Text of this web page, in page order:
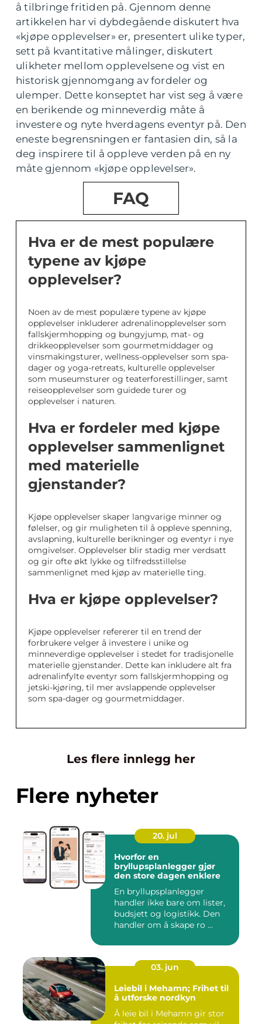
å tilbringe fritiden på. Gjennom denne
artikkelen har vi dybdegående diskutert hva
«kjøpe opplevelser» er, presentert ulike typer,
sett på kvantitative målinger, diskutert
ulikheter mellom opplevelsene og vist en
historisk gjennomgang av fordeler og
ulemper. Dette konseptet har vist seg å være
en berikende og minneverdig måte å
investere og nyte hverdagens eventyr på. Den
eneste begrensningen er fantasien din, så la
deg inspirere til å oppleve verden på en ny
måte gjennom «kjøpe opplevelser».
FAQ
Hva er de mest populære
typene av kjøpe
opplevelser?
Noen av de mest populære typene av kjøpe
opplevelser inkluderer adrenalinopplevelser som
fallskjermhopping og bungyjump, mat- og
drikkeopplevelser som gourmetmiddager og
vinsmakingsturer, wellness-opplevelser som spa-
dager og yoga-retreats, kulturelle opplevelser
som museumsturer og teaterforestillinger, samt
reiseopplevelser som guidede turer og
opplevelser i naturen.
Hva er fordeler med kjøpe
opplevelser sammenlignet
med materielle
gjenstander?
Kjøpe opplevelser skaper langvarige minner og
følelser, og gir muligheten til å oppleve spenning,
avslapning, kulturelle berikninger og eventyr i nye
omgivelser. Opplevelser blir stadig mer verdsatt
og gir ofte økt lykke og tilfredsstillelse
sammenlignet med kjøp av materielle ting.
Hva er kjøpe opplevelser?
Kjøpe opplevelser refererer til en trend der
forbrukere velger å investere i unike og
minneverdige opplevelser i stedet for tradisjonelle
materielle gjenstander. Dette kan inkludere alt fra
adrenalinfylte eventyr som fallskjermhopping og
jetski-kjøring, til mer avslappende opplevelser
som spa-dager og gourmetmiddager.
Les flere innlegg her
Flere nyheter
20. jul
Hvorfor en
bryllupsplanlegger gjør
den store dagen enklere
En bryllupsplanlegger
handler ikke bare om lister,
budsjett og logistikk. Den
handler om å skape ro ...
03. jun
Leiebil i Mehamn; Frihet til
å utforske nordkyn
Å leie bil i Mehamn gir stor